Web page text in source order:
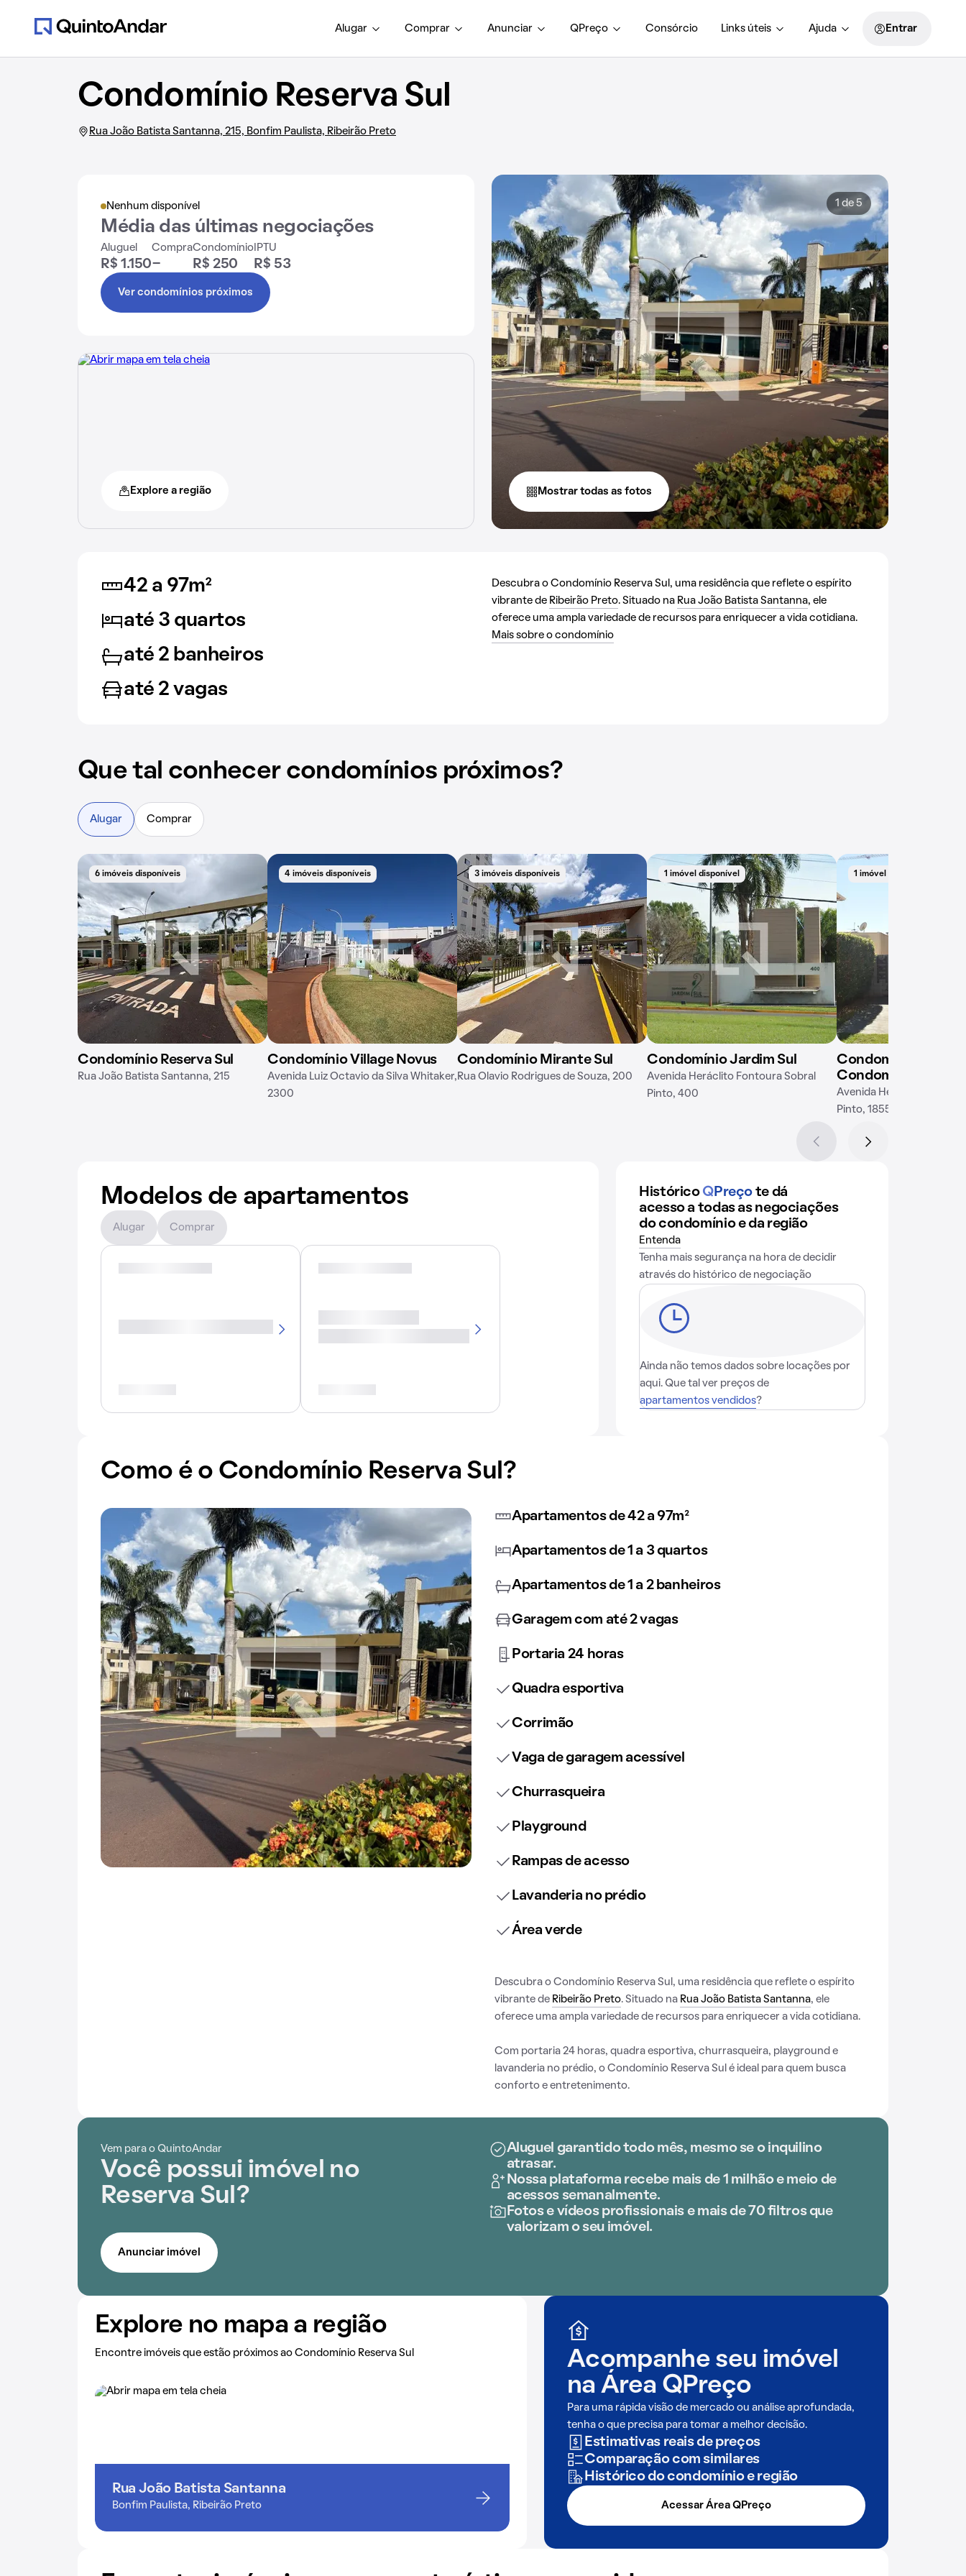
Alugar Comprar Anunciar QPreço Consórcio Links úteis Ajuda Entrar
Condomínio Reserva Sul
Rua João Batista Santanna, 215, Bonfim Paulista, Ribeirão Preto
Nenhum disponível
Média das últimas negociações
Aluguel
R$ 1.150
Compra
-
Condomínio
R$ 250
IPTU
R$ 53
Ver condomínios próximos
Explore a região
1 de 5
Mostrar todas as fotos
42 a 97m²
até 3 quartos
até 2 banheiros
até 2 vagas
Descubra o Condomínio Reserva Sul, uma residência que reflete o espírito
vibrante de Ribeirão Preto. Situado na Rua João Batista Santanna, ele
oferece uma ampla variedade de recursos para enriquecer a vida cotidiana.
Mais sobre o condomínio
Que tal conhecer condomínios próximos?
Alugar Comprar
6 imóveis disponíveis
Condomínio Reserva Sul
Rua João Batista Santanna, 215
4 imóveis disponíveis
Condomínio Village Novus
Avenida Luiz Octavio da Silva Whitaker,
2300
3 imóveis disponíveis
Condomínio Mirante Sul
Rua Olavio Rodrigues de Souza, 200
1 imóvel disponível
Condomínio Jardim Sul
Avenida Heráclito Fontoura Sobral
Pinto, 400
1 imóvel disponível
Condomínio
Condomínio
Avenida Heráclito
Pinto, 1855
Modelos de apartamentos
Alugar Comprar
Histórico QPreço te dá
acesso a todas as negociações
do condomínio e da região
Entenda
Tenha mais segurança na hora de decidir
através do histórico de negociação
Ainda não temos dados sobre locações por
aqui. Que tal ver preços de
apartamentos vendidos?
Como é o Condomínio Reserva Sul?
Apartamentos de 42 a 97m²
Apartamentos de 1 a 3 quartos
Apartamentos de 1 a 2 banheiros
Garagem com até 2 vagas
Portaria 24 horas
Quadra esportiva
Corrimão
Vaga de garagem acessível
Churrasqueira
Playground
Rampas de acesso
Lavanderia no prédio
Área verde
Descubra o Condomínio Reserva Sul, uma residência que reflete o espírito
vibrante de Ribeirão Preto. Situado na Rua João Batista Santanna, ele
oferece uma ampla variedade de recursos para enriquecer a vida cotidiana.
Com portaria 24 horas, quadra esportiva, churrasqueira, playground e
lavanderia no prédio, o Condomínio Reserva Sul é ideal para quem busca
conforto e entretenimento.
Vem para o QuintoAndar
Você possui imóvel no
Reserva Sul?
Aluguel garantido todo mês, mesmo se o inquilino
atrasar.
Nossa plataforma recebe mais de 1 milhão e meio de
acessos semanalmente.
Fotos e vídeos profissionais e mais de 70 filtros que
valorizam o seu imóvel.
Anunciar imóvel
Explore no mapa a região
Encontre imóveis que estão próximos ao Condomínio Reserva Sul
Rua João Batista Santanna
Bonfim Paulista, Ribeirão Preto
Acompanhe seu imóvel
naÁrea QPreço
Para uma rápida visão de mercado ou análise aprofundada,
tenha o que precisa para tomar a melhor decisão.
Estimativas reais de preços
Comparação com similares
Histórico do condomínio e região
Acessar Área QPreço